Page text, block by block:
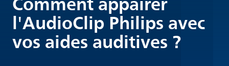
l'AudioClip Philips avec
vos aides auditives ?